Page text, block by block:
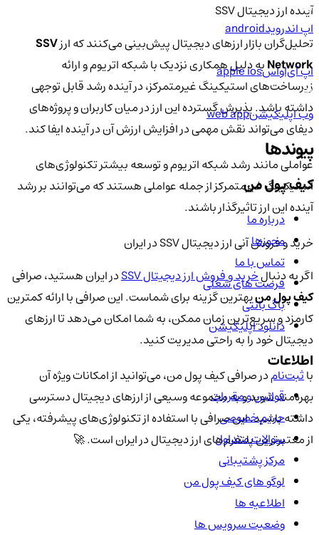
آینده ارز دیجیتال SSV
تحلیل‌گران بازار ارزهای دیجیتال پیش‌بینی می‌کنند که ارزSSV
Networkبه دلیل همکاری نزدیک با شبکه اتریوم و ارائه
زیرساخت‌های استیکینگ غیرمتمرکز، در آینده رشد قابل توجهی
داشته باشد. پذیرش گسترده این ارز در میان کاربران و پروژه‌های
دیفای می‌تواند نقش مهمی در افزایش ارزش آن در آینده ایفا کند.
عواملی مانند رشد شبکه اتریوم و توسعه بیشتر تکنولوژی‌های
استیکینگ غیرمتمرکز از جمله عواملی هستند که می‌توانند بر رشد
آینده این ارز تاثیرگذار باشند.
خرید و فروش آنی ارز دیجیتال SSV در ایران
اگر به دنبالخرید و فروش ارز دیجیتال SSV
در ایران هستید، صرافی
کیف پول منبهترین گزینه برای شماست. این صرافی با ارائه کمترین
کارمزد و سریع‌ترین زمان ممکن، به شما امکان می‌دهد تا ارزهای
دیجیتال خود را به راحتی مدیریت کنید.
باثبت‌نامدر صرافی کیف پول من، می‌توانید از امکانات ویژه آن
بهره‌مند شوید و به مجموعه وسیعی از ارزهای دیجیتال دسترسی
داشته باشید. این صرافی با استفاده از تکنولوژی‌های پیشرفته، یکی
از معتبرترین پلتفرم‌های ارز دیجیتال در ایران است. 🚀
اپ اندرویدandroid
اپ آی‌او‌اسapple ios
وب اپلیکیشنweb app
پیوندها
کیف پول من
درباره ما
مجوزها
تماس با ما
فرصت های شغلی
باگ بانتی
دانلود اپلیکیشن
اطلاعات
قوانین و مقررات
حریم خصوصی
سوالات متداول
مرکز پشتیبانی
لوگو های کیف پول من
اطلاعیه ها
وضعیت سرویس ها